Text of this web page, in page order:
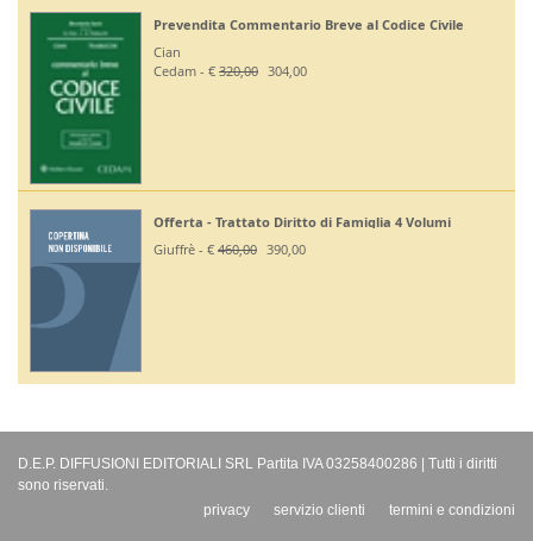
Prevendita Commentario Breve al Codice Civile
Cian
Cedam - € 320,00 304,00
Offerta - Trattato Diritto di Famiglia 4 Volumi
Giuffrè - € 460,00 390,00
D.E.P. DIFFUSIONI EDITORIALI SRL Partita IVA 03258400286 | Tutti i diritti
sono riservati.
termini e condizioni
servizio clienti
privacy